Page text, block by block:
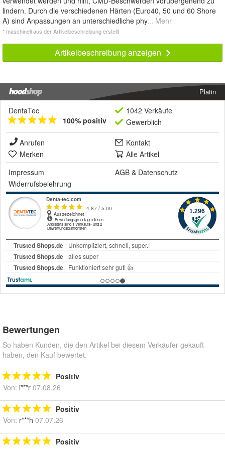
lindern. Durch die verschiedenen Härten (Euro40, 50 und 60 Shore
A) sind Anpassungen an unterschiedliche phy... Mehr
* maschinell aus der Artikelbeschreibung erstellt
Artikelbeschreibung anzeigen
Platin
DentaTec
100% positiv
1042 Verkäufe
Gewerblich
Anrufen
Kontakt
Merken
Alle Artikel
Impressum
AGB & Datenschutz
Widerrufsbelehrung
Bewertungen
So haben Kunden, die den Artikel bei diesem Verkäufer gekauft
haben, den Kauf bewertet.
Positiv
Von: i***r 07.08.26
Positiv
Von: r***h 07.07.26
Positiv